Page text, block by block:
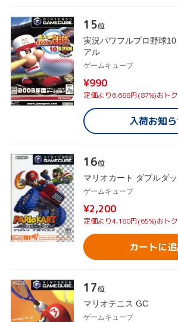
15位
実況パワフルプロ野球
アル
ゲームキューブ
¥990
定価より6,688円(87%)おトク
入荷お知
16位
マリオカート ダブルダ
ゲームキューブ
¥2,200
定価より4,180円(65%)おトク
カートに
17位
マリオテニス GC
ゲームキューブ